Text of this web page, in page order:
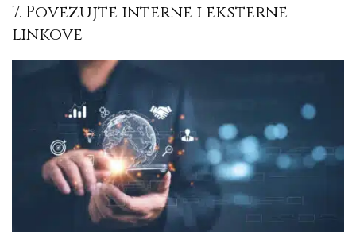
7. Povezujte interne i eksterne
linkove